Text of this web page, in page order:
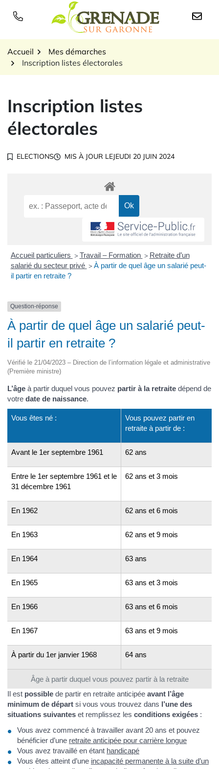
Logo Grenade sur
Accueil
Mes démarches
Inscription listes électorales
Inscription listes
électorales
ELECTIONS MIS À JOUR LEJEUDI 20 JUIN 2024
Accueil particuliers > Travail – Formation > Retraite d’un
salarié du secteur privé > À partir de quel âge un salarié peut-
il partir en retraite ?
Question-réponse
À partir de quel âge un salarié peut-
il partir en retraite ?
Vérifié le 21/04/2023 – Direction de l’information légale et administrative
(Première ministre)
L’âge à partir duquel vous pouvez partir à la retraite dépend de
votre date de naissance.
Âge à partir duquel vous pouvez partir à la retraite
Vous êtes né :
Vous pouvez partir en
retraite à partir de :
Avant le 1er septembre 1961 62 ans
Entre le 1er septembre 1961 et le
31 décembre 1961
62 ans et 3 mois
En 1962 62 ans et 6 mois
En 1963 62 ans et 9 mois
En 1964 63 ans
En 1965 63 ans et 3 mois
En 1966 63 ans et 6 mois
En 1967 63 ans et 9 mois
À partir du 1er janvier 1968 64 ans
Il est possible de partir en retraite anticipée avant l’âge
minimum de départ si vous vous trouvez dans l’une des
situations suivantes et remplissez les conditions exigées :
Vous avez commencé à travailler avant 20 ans et pouvez
bénéficier d’une retraite anticipée pour carrière longue
Vous avez travaillé en étant handicapé
Vous êtes atteint d’une incapacité permanente à la suite d’un